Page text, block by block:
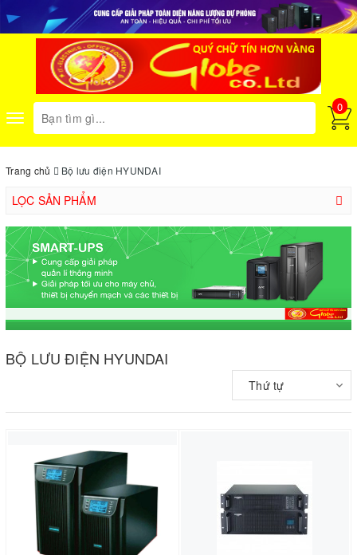
Toggle
navigation
0
Trang chủ Bộ lưu điện HYUNDAI
LỌC SẢN PHẨM
BỘ LƯU ĐIỆN HYUNDAI
Thứ tự